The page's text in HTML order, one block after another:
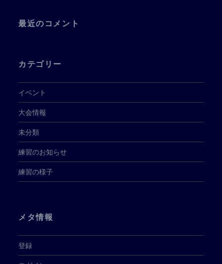
最近のコメント
カテゴリー
イベント
大会情報
未分類
練習のお知らせ
練習の様子
メタ情報
登録